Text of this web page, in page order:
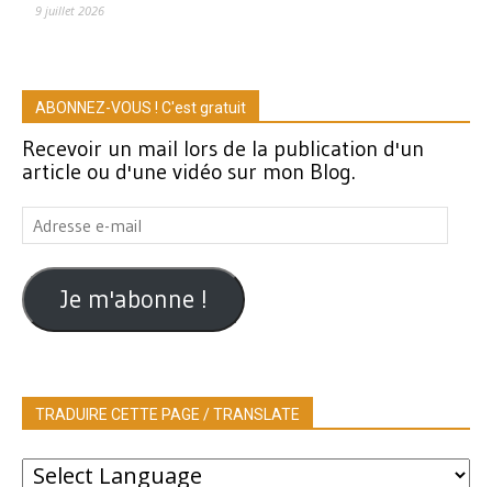
9 juillet 2026
ABONNEZ-VOUS ! C'est gratuit
Recevoir un mail lors de la publication d'un
article ou d'une vidéo sur mon Blog.
Adresse
e-
mail
Je m'abonne !
TRADUIRE CETTE PAGE / TRANSLATE